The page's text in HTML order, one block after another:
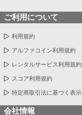
ご利用について
利用規約
アルファコイン利用規約
レンタルサービス利用規約
スコア利用規約
特定商取引法に基づく表示
会社情報